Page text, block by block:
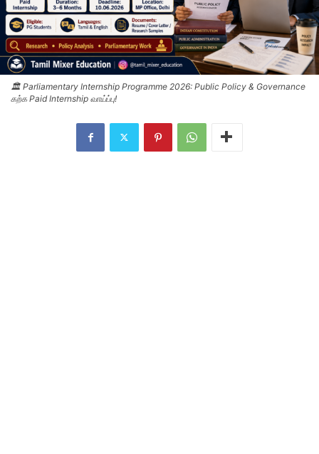
🏛️ Parliamentary Internship Programme 2026: Public Policy & Governance
கற்க Paid Internship வாய்ப்பு!